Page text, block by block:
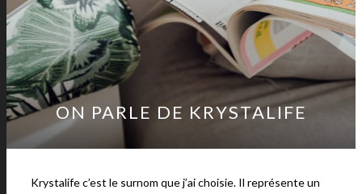
ON PARLE DE KRYSTALIFE
Krystalife c’est le surnom que j’ai choisie. Il représente un